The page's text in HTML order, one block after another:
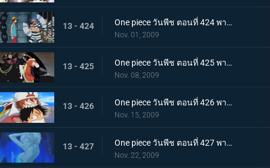
13 - 424 One piece วันพีช ตอนที่ 424 พากย์ไทย ถล่มนรกดอกบัวแดง! กับแผนการสุดอลังการของบากี้
Nov. 01, 2009
13 - 425 One piece วันพีช ตอนที่ 425 พากย์ไทย ชายที่แข็งแกร่งที่สุดในคุก! มนุษย์พิษร้ายพัศดีมาเจลแลน
Nov. 08, 2009
13 - 426 One piece วันพีช ตอนที่ 426 พากย์ไทย ตอนพิเศษก่อนเข้าภาคมูฟวี่ ความทะเยอทะยานของราชสีห์ทองคำที่เริ่มเคลื่อนไหว!
Nov. 15, 2009
13 - 427 One piece วันพีช ตอนที่ 427 พากย์ไทย ตอนพิเศษก่อนเข้าภาคมูฟวี่! ลิตเติ้ลอีสต์บลูที่ถูกหมายตา!
Nov. 22, 2009